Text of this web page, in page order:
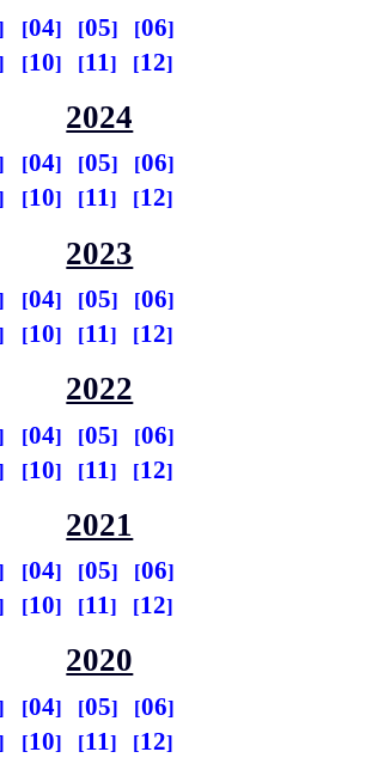
04 05
06
10 11 12
2024
04 05
06
10 11 12
2023
04 05
06
10 11 12
2022
04 05
06
10 11 12
2021
04 05
06
10 11 12
2020
04 05
06
10 11 12